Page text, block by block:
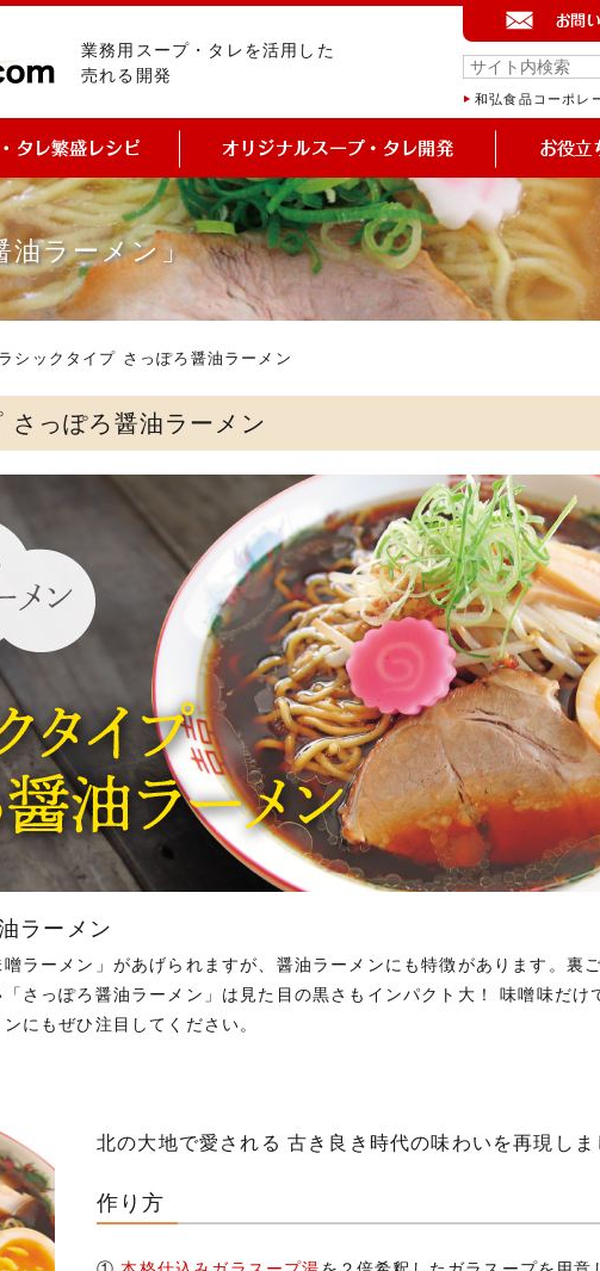
業務用スープ・タレを活用した
売れる開発
和弘食品コーポレ
油ラーメン」
シックタイプ さっぽろ醤油ラーメン
さっぽろ醤油ラーメン
ラーメン
ラーメン」があげられますが、醤油ラーメンにも特徴があります。裏
さっぽろ醤油ラーメン」は見た目の黒さもインパクト大！ 味噌味だけ
にもぜひ注目してください。
北の大地で愛される 古き良き時代の味わいを再現しま
作り方